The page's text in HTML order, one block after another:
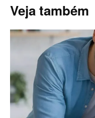
Veja também